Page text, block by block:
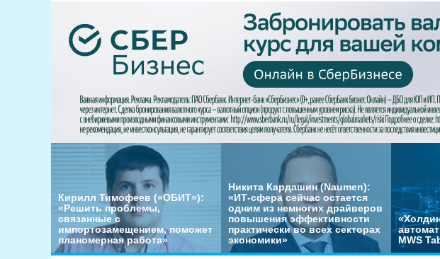
Кирилл Тимофеев («ОБИТ»):
«Решить проблемы,
связанные с
импортозамещением, поможет
планомерная работа»
Никита Кардашин (Naumen):
«ИТ-сфера сейчас остается
одним из немногих драйверов
повышения эффективности
практически во всех секторах
экономики»
MWS